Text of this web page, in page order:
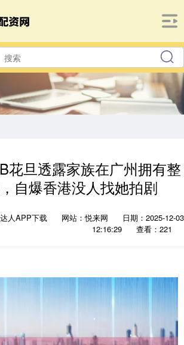
花旦透露家族在广州拥有整
自爆香港没人找她拍剧
人APP下载 网站：悦来网
日期：2025-12-03
12:16:29
查看：221